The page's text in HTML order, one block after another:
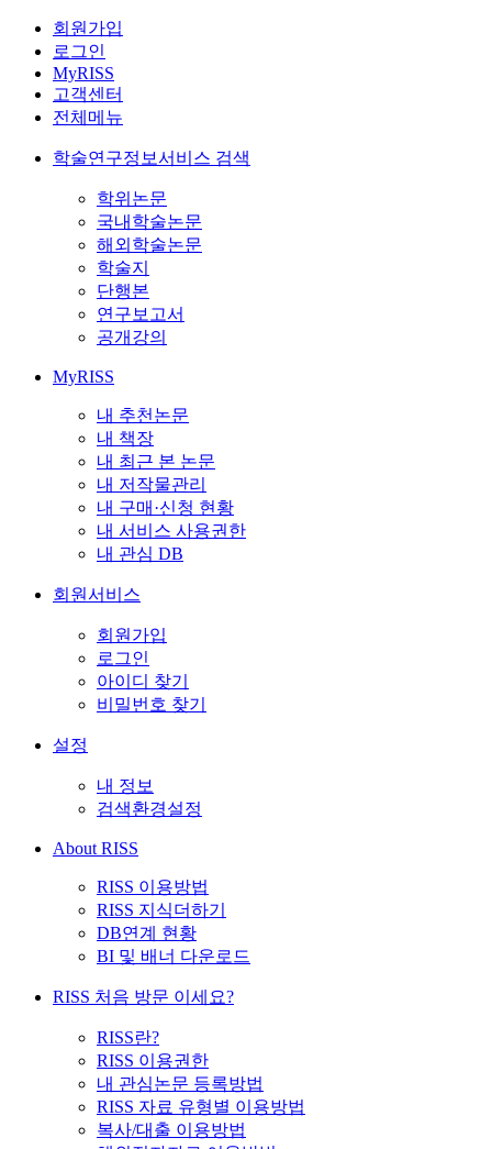
회원가입
로그인
MyRISS
고객센터
전체메뉴
학술연구정보서비스 검색
학위논문
국내학술논문
해외학술논문
학술지
단행본
연구보고서
공개강의
MyRISS
내 추천논문
내 책장
내 최근 본 논문
내 저작물관리
내 구매·신청 현황
내 서비스 사용권한
내 관심 DB
회원서비스
회원가입
로그인
아이디 찾기
비밀번호 찾기
설정
내 정보
검색환경설정
About RISS
RISS 이용방법
RISS 지식더하기
DB연계 현황
BI 및 배너 다운로드
RISS 처음 방문 이세요?
RISS란?
RISS 이용권한
내 관심논문 등록방법
RISS 자료 유형별 이용방법
복사/대출 이용방법